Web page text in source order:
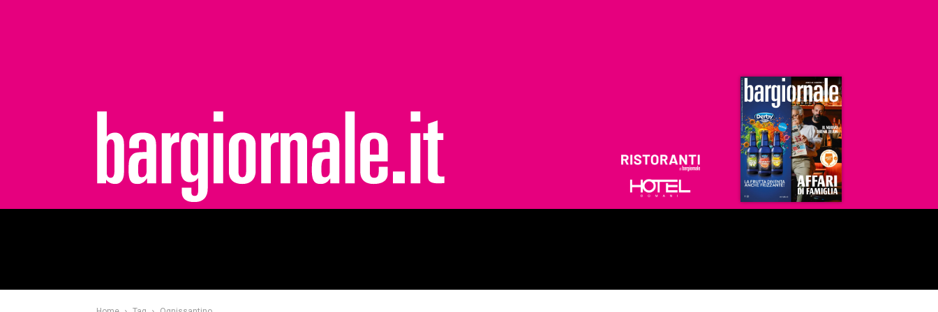
Ristoranti
Hoteldomani